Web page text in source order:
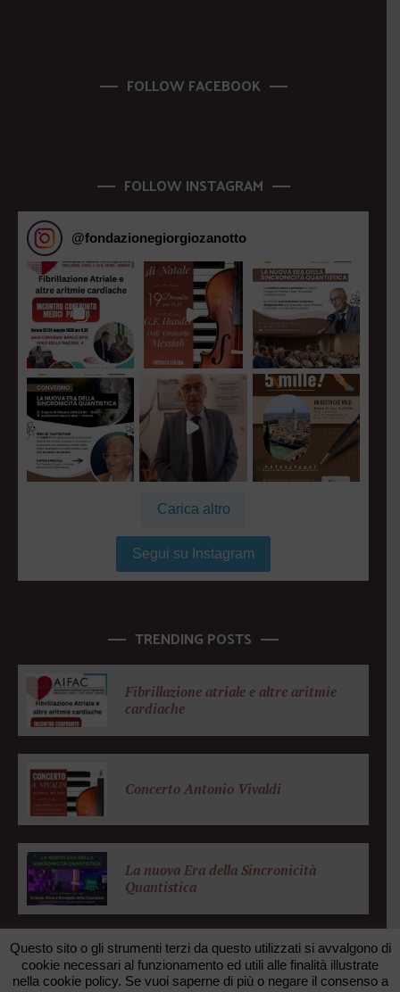
FOLLOW FACEBOOK
FOLLOW INSTAGRAM
@fondazionegiorgiozanotto
Carica altro
Segui su Instagram
TRENDING POSTS
Fibrillazione atriale e altre aritmie
cardiache
Concerto Antonio Vivaldi
La nuova Era della Sincronicità
Quantistica
Questo sito o gli strumenti terzi da questo utilizzati si avvalgono di
cookie necessari al funzionamento ed utili alle finalità illustrate
nella cookie policy. Se vuoi saperne di più o negare il consenso a